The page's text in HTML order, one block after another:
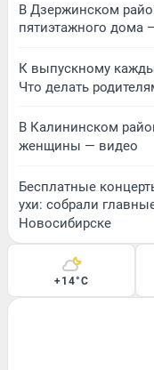
В Дзержинском
пятиэтажного дома
К выпускному
Что делать
В Калининском
женщины — видео
Бесплатные
ухи: собрали
Новосибирске
+14°C